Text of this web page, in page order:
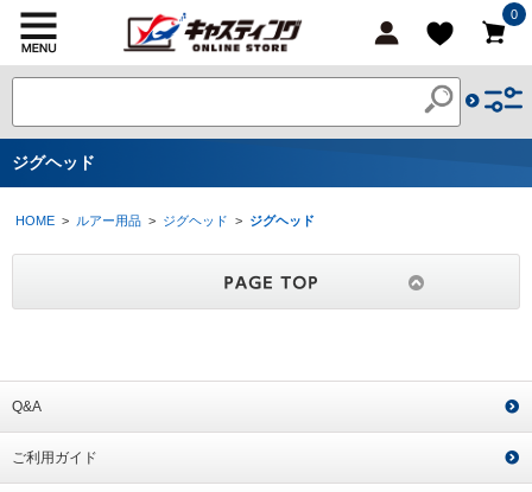
0
ジグヘッド
HOME > ルアー用品 > ジグヘッド > ジグヘッド
Q&A
ご利用ガイド